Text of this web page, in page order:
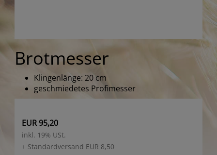
Brotmesser
Klingenlänge: 20 cm
geschmiedetes Profimesser
EUR 95,20
inkl. 19% USt.
+ Standardversand EUR 8,50